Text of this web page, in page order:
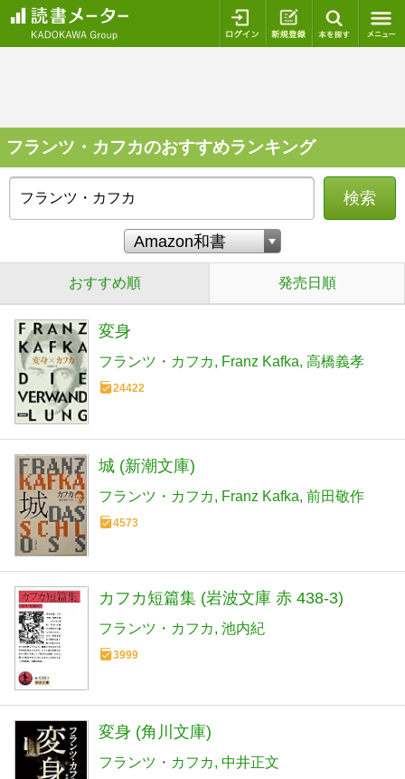
ログイン 新規登録
フランツ・カフカのおすすめランキング
検索
おすすめ順 発売日順
変身
フランツ・カフカ Franz Kafka 高橋義孝
24422
城 (新潮文庫)
フランツ・カフカ Franz Kafka 前田敬作
4573
カフカ短篇集 (岩波文庫 赤 438-3)
フランツ・カフカ 池内紀
3999
変身 (角川文庫)
フランツ・カフカ 中井正文